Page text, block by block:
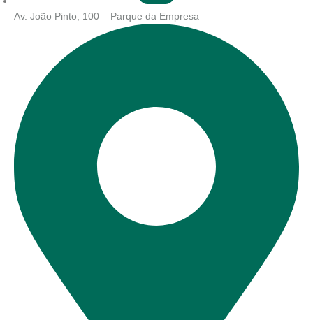
Av. João Pinto, 100 – Parque da Empresa